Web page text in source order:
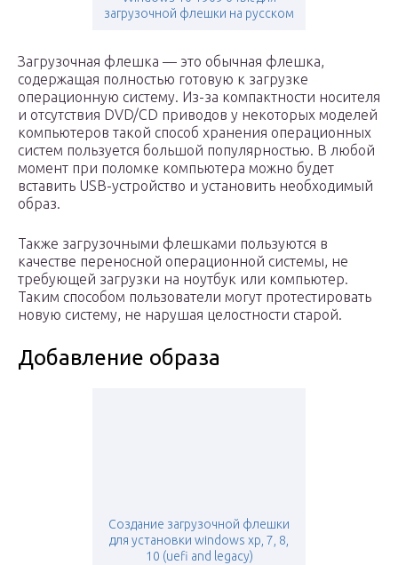
загрузочной флешки на русском
Загрузочная флешка — это обычная флешка,
содержащая полностью готовую к загрузке
операционную систему. Из-за компактности носителя
и отсутствия DVD/CD приводов у некоторых моделей
компьютеров такой способ хранения операционных
систем пользуется большой популярностью. В любой
момент при поломке компьютера можно будет
вставить USB-устройство и установить необходимый
образ.
Также загрузочными флешками пользуются в
качестве переносной операционной системы, не
требующей загрузки на ноутбук или компьютер.
Таким способом пользователи могут протестировать
новую систему, не нарушая целостности старой.
Добавление образа
Cоздание загрузочной флешки
для установки windows xp, 7, 8,
10 (uefi and legacy)